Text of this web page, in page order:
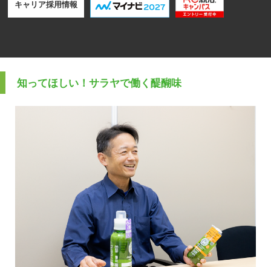
キャリア採用情報
生産技術本部
K.T.さん
知ってほしい！サラヤで働く醍醐味